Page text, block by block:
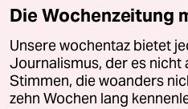
Die Wochenzeitung
Unsere wochentaz bietet
Journalismus, der es nicht
Stimmen, die woanders
zehn Wochen lang